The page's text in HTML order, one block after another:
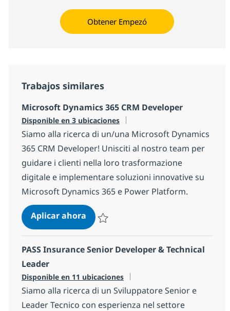
Obtener Empezó
Trabajos similares
Microsoft Dynamics 365 CRM Developer
Disponible en 3 ubicaciones
Siamo alla ricerca di un/una Microsoft Dynamics
365 CRM Developer! Unisciti al nostro team per
guidare i clienti nella loro trasformazione
digitale e implementare soluzioni innovative su
Microsoft Dynamics 365 e Power Platform.
Aplicar ahoraMicrosoft Dynamics 365 CRM
PASS Insurance Senior Developer & Technical
Leader
Disponible en 11 ubicaciones
Siamo alla ricerca di un Sviluppatore Senior e
Leader Tecnico con esperienza nel settore